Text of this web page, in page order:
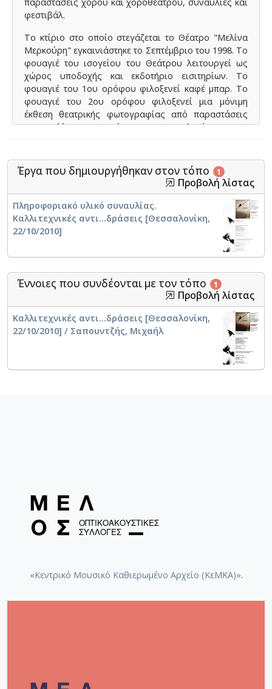
φεστιβάλ.
Το κτίριο στο οποίο στεγάζεται το Θέατρο "Μελίνα
Μερκούρη" εγκαινιάστηκε το Σεπτέμβριο του 1998. Το
φουαγιέ του ισογείου του Θεάτρου λειτουργεί ως
χώρος υποδοχής και εκδοτήριο εισιτηρίων. Το
φουαγιέ του 1ου ορόφου φιλοξενεί καφέ μπαρ. Το
φουαγιέ του 2ου ορόφου φιλοξενεί μια μόνιμη
έκθεση θεατρικής φωτογραφίας από παραστάσεις
της Μελίνας Μερκούρη στη Θεσσαλονίκη. Τα 6
καθώς και monitor για παρακολούθηση της
παράστασης.
Πατήστε εδώ
Έργα που δημιουργήθηκαν στον τόπο 1
Προβολή λίστας
Πληροφοριακό υλικό συναυλίας.
Καλλιτεχνικές αντι...δράσεις [Θεσσαλονίκη,
22/10/2010]
Έννοιες που συνδέονται με τον τόπο 1
Προβολή λίστας
Καλλιτεχνικές αντι...δράσεις [Θεσσαλονίκη,
22/10/2010] / Σαπουντζής, Μιχαήλ
«Κεντρικό Μουσικό Καθιερωμένο Αρχείο (ΚεΜΚΑ)».